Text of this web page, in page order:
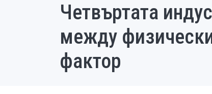
Четвъртата
между
фактор